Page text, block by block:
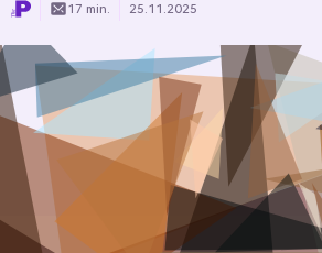
17 min. 25.11.2025